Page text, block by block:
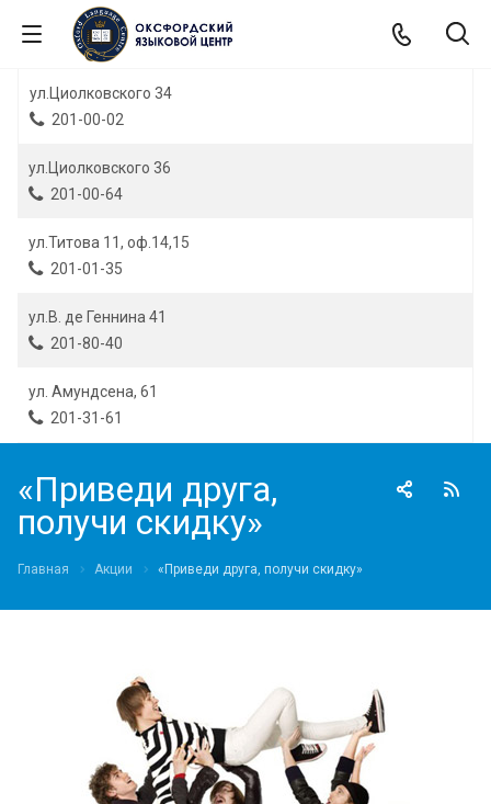
ул.Циолковского 34
201-00-02
ул.Циолковского 36
201-00-64
ул.Титова 11, оф.14,15
201-01-35
ул.В. де Геннина 41
201-80-40
ул. Амундсена, 61
201-31-61
«Приведи друга,
получи скидку»
Главная Акции «Приведи друга, получи скидку»